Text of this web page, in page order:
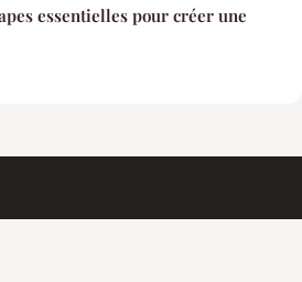
essentielles pour créer une